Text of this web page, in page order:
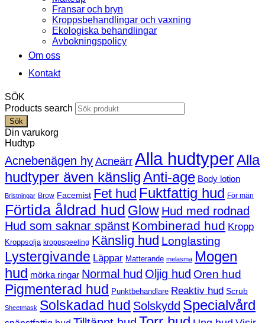
Fransar och bryn
Kroppsbehandlingar och vaxning
Ekologiska behandlingar
Avbokningspolicy
Om oss
Kontakt
SÖK
Products search
Sök
Din varukorg
Hudtyp
Acnebenägen hy Acneärr Alla hudtyperAlla
hudtyper även känsligAnti-age Body lotion
Bristningar Brow Facemist Fet hud Fuktfattig hud För män
Förtida åldrad hud Glow Hud med rodnad
Hud som saknar spänst Kombinerad hud Kropp
Kroppsolja kroppspeeling Känslig hud Longlasting
Lystergivande Läppar Matterande melasma Mogen
hud mörka ringar Normal hud Oljig hud Oren hud
Pigmenterad hud Punktbehandlare Reaktiv hud Scrub
Sheetmask Solskadad hud Solskydd Specialvård